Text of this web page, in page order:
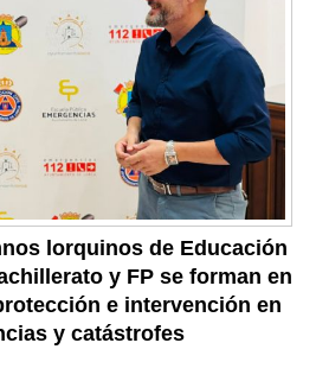
lorquinos de Educación
y FP se forman en
e intervención en
y catástrofes